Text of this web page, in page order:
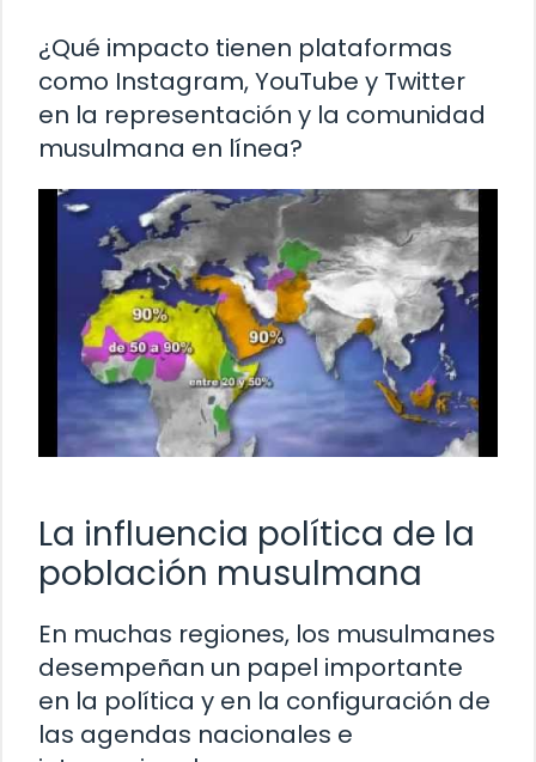
¿Qué impacto tienen plataformas
como Instagram, YouTube y Twitter
en la representación y la comunidad
musulmana en línea?
La influencia política de la
población musulmana
En muchas regiones, los musulmanes
desempeñan un papel importante
en la política y en la configuración de
las agendas nacionales e